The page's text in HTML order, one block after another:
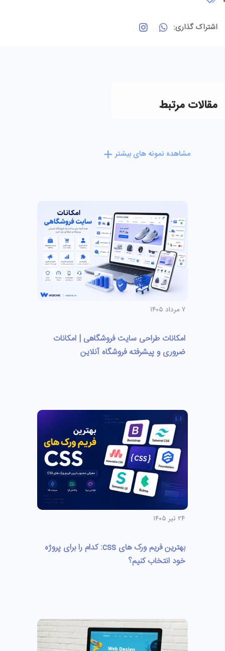
اشتراک گذاری:
مقالات مرتبط
مشاهده نمونه های بیشتر
۷ مرداد ۱۴۰۵
امکانات طراحی سایت فروشگاهی | امکانات
ضروری و پیشرفته فروشگاه آنلاین
۲۴ تیر ۱۴۰۵
بهترین فریم ورک های css: کدام را برای پروژه
خود انتخاب کنیم؟